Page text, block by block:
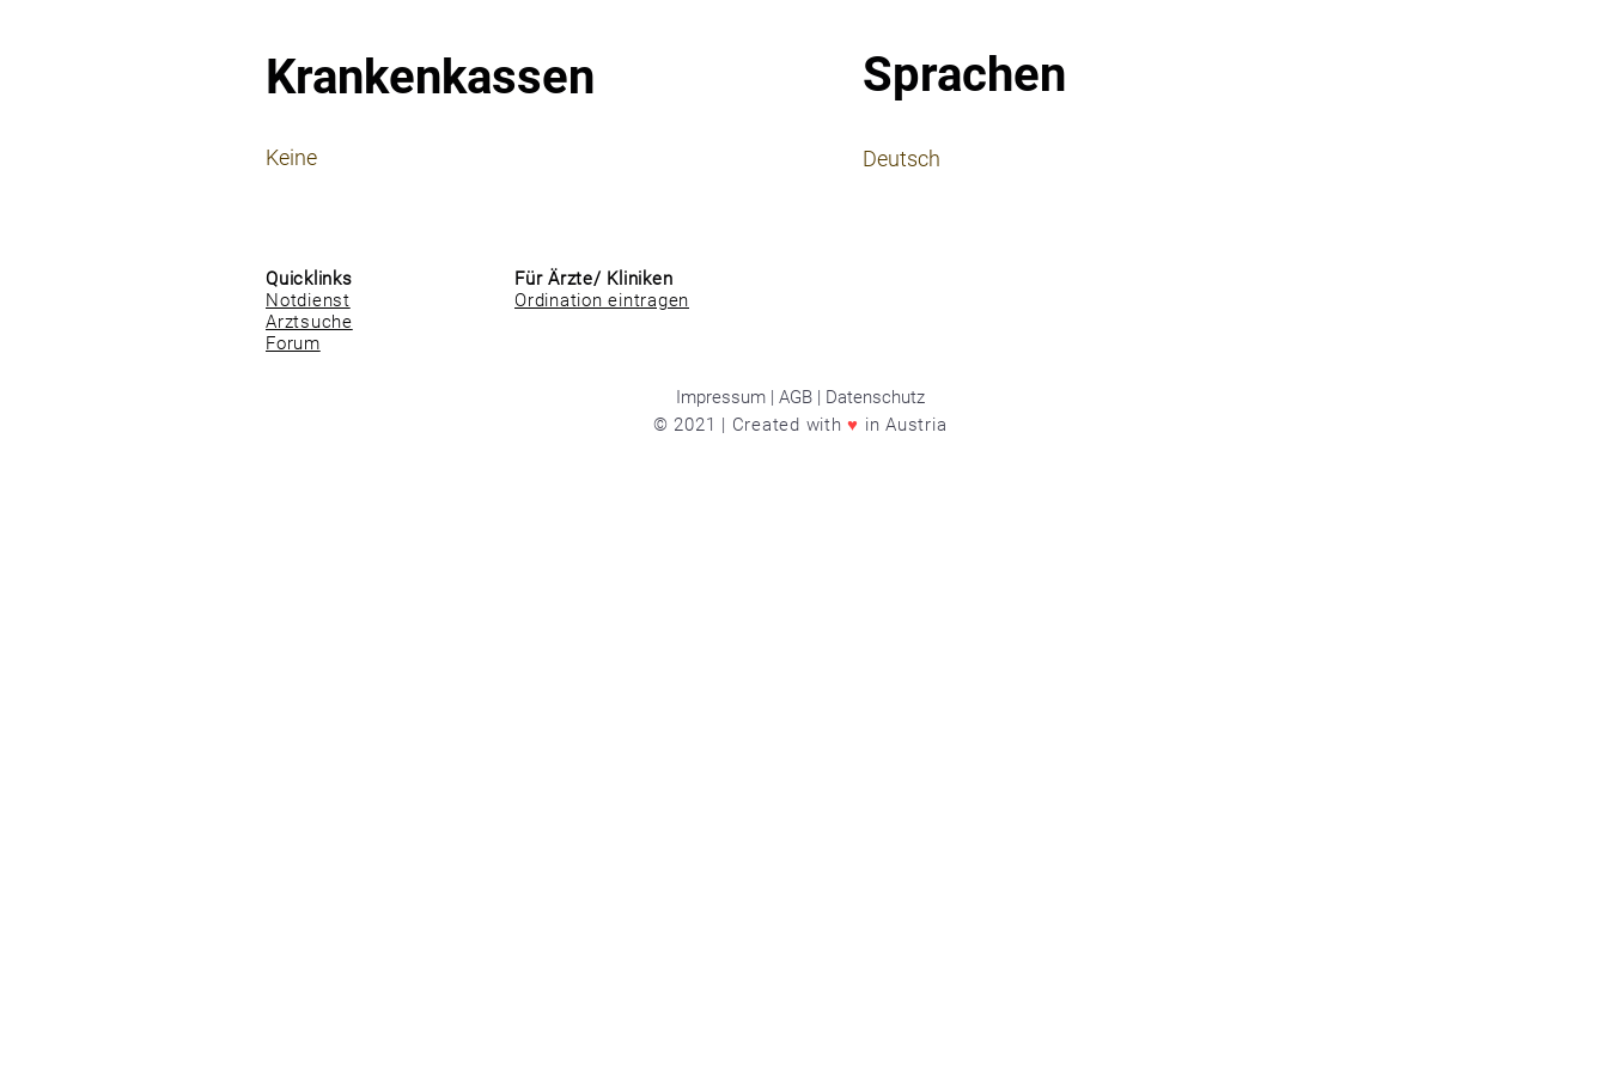
Krankenkassen
Keine
Sprachen
Deutsch
Quicklinks
Notdienst
Arztsuche
Forum
Für Ärzte/ Kliniken
Ordination eintragen
Impressum | AGB | Datenschutz
© 2021 | Created with♥ in Austria